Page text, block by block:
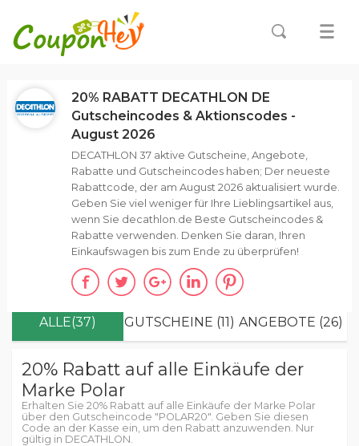
ALLE(37) GUTSCHEINE (11) ANGEBOTE (26)
20% Rabatt auf alle Einkäufe der
Marke Polar
Erhalten Sie 20% Rabatt auf alle Einkäufe der Marke Polar
über den Gutscheincode "POLAR20". Geben Sie diesen
Code an der Kasse ein, um den Rabatt anzuwenden. Nur
gültig in DECATHLON.
20% RABATT DECATHLON DE
Gutscheincodes & Aktionscodes -
August 2026
DECATHLON 37 aktive Gutscheine, Angebote,
Rabatte und Gutscheincodes haben; Der neueste
Rabattcode, der am August 2026 aktualisiert wurde.
Geben Sie viel weniger für Ihre Lieblingsartikel aus,
wenn Sie decathlon.de Beste Gutscheincodes &
Rabatte verwenden. Denken Sie daran, Ihren
Einkaufswagen bis zum Ende zu überprüfen!